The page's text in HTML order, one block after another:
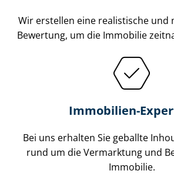
Wir erstellen eine realistische
Bewertung, um die Immobilie
Immobilien-
Bei uns erhalten Sie geballte
rund um die Vermarktung und
Immobilie.